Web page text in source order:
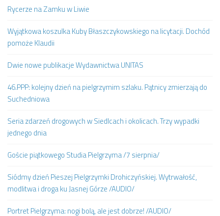
Rycerze na Zamku w Liwie
Wyjątkowa koszulka Kuby Błaszczykowskiego na licytacji. Dochód
pomoże Klaudii
Dwie nowe publikacje Wydawnictwa UNITAS
46.PPP: kolejny dzień na pielgrzymim szlaku. Pątnicy zmierzają do
Suchedniowa
Seria zdarzeń drogowych w Siedlcach i okolicach. Trzy wypadki
jednego dnia
Goście piątkowego Studia Pielgrzyma /7 sierpnia/
Siódmy dzień Pieszej Pielgrzymki Drohiczyńskiej. Wytrwałość,
modlitwa i droga ku Jasnej Górze /AUDIO/
Portret Pielgrzyma: nogi bolą, ale jest dobrze! /AUDIO/